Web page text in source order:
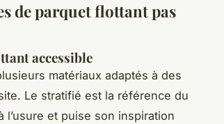
de parquet flottant pas
accessible
matériaux adaptés à des
Le stratifié est la référence du
et puise son inspiration